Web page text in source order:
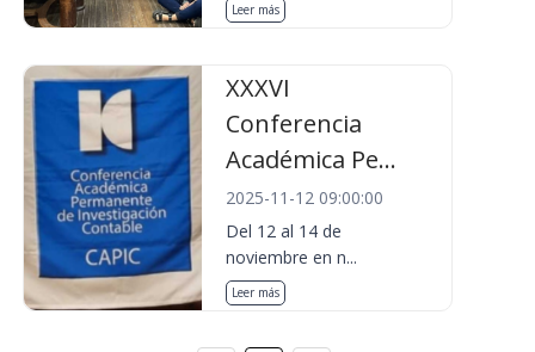
Leer más
XXXVI
Conferencia
Académica Pe...
2025-11-12 09:00:00
Del 12 al 14 de
noviembre en n...
Leer más